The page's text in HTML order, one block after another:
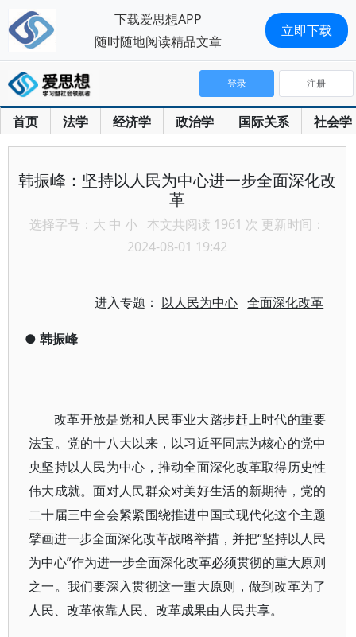
首页 法学 经济学 政治学 国际关系 社会学
登录 注册
韩振峰：坚持以人民为中心进一步全面深化改
革
选择字号： 大 中 小 本文共阅读 1961 次 更新时间：
2024-08-01 19:42
进入专题： 以人民为中心 全面深化改革
● 韩振峰
改革开放是党和人民事业大踏步赶上时代的重要
法宝。党的十八大以来，以习近平同志为核心的党中
央坚持以人民为中心，推动全面深化改革取得历史性
伟大成就。面对人民群众对美好生活的新期待，党的
二十届三中全会紧紧围绕推进中国式现代化这个主题
擘画进一步全面深化改革战略举措，并把“坚持以人民
为中心”作为进一步全面深化改革必须贯彻的重大原则
之一。我们要深入贯彻这一重大原则，做到改革为了
人民、改革依靠人民、改革成果由人民共享。
下载爱思想APP
随时随地阅读精品文章
立即下载